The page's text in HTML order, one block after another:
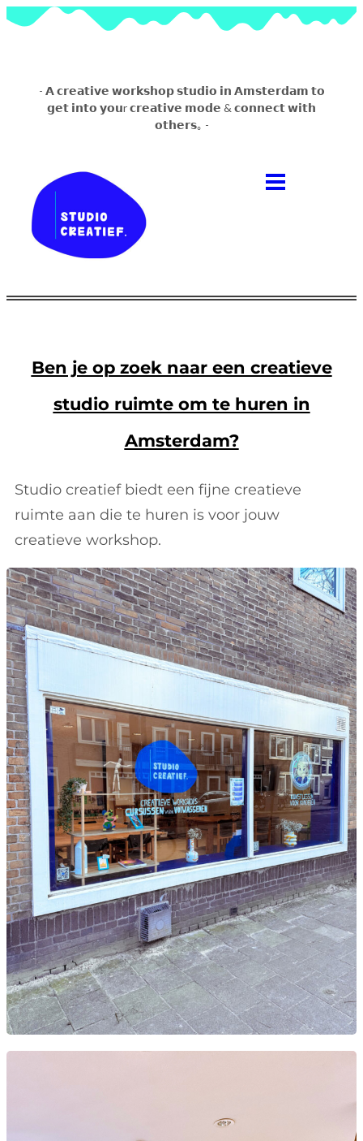
- 𝗔 𝗰𝗿𝗲𝗮𝘁𝗶𝘃𝗲 𝘄𝗼𝗿𝗸𝘀𝗵𝗼𝗽 𝘀𝘁𝘂𝗱𝗶𝗼 𝗶𝗻 𝗔𝗺𝘀𝘁𝗲𝗿𝗱𝗮𝗺 𝘁𝗼
𝗴𝗲𝘁 𝗶𝗻𝘁𝗼 𝘆𝗼𝘂r 𝗰𝗿𝗲𝗮𝘁𝗶𝘃𝗲 𝗺𝗼𝗱𝗲 & 𝗰𝗼𝗻𝗻𝗲𝗰𝘁 𝘄𝗶𝘁𝗵
𝗼𝘁𝗵𝗲𝗿𝘀｡ -
Ben je op zoek naar een creatieve
studio ruimte om te huren in
Amsterdam?
Studio creatief biedt een fijne creatieve
ruimte aan die te huren is voor jouw
creatieve workshop.